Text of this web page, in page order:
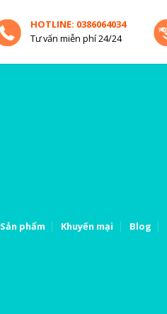
HOTLINE: 0386064034
Tư vấn miễn phí 24/24
Sản phẩm Khuyến mại Blog